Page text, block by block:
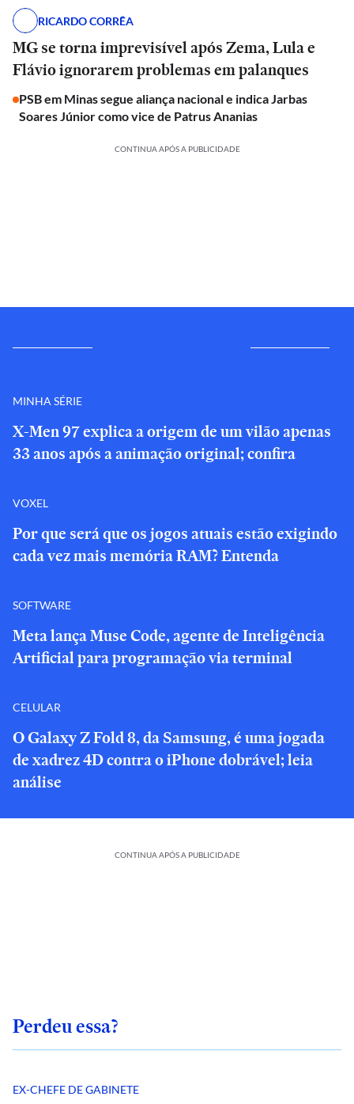
RICARDO CORRÊA
MG se torna imprevisível após Zema, Lula e
Flávio ignorarem problemas em palanques
PSB em Minas segue aliança nacional e indica Jarbas
Soares Júnior como vice de Patrus Ananias
CONTINUA APÓS A PUBLICIDADE
MINHA SÉRIE
X-Men 97 explica a origem de um vilão apenas
33 anos após a animação original; confira
VOXEL
Por que será que os jogos atuais estão exigindo
cada vez mais memória RAM? Entenda
SOFTWARE
Meta lança Muse Code, agente de Inteligência
Artificial para programação via terminal
CELULAR
O Galaxy Z Fold 8, da Samsung, é uma jogada
de xadrez 4D contra o iPhone dobrável; leia
análise
CONTINUA APÓS A PUBLICIDADE
Perdeu essa?
EX-CHEFE DE GABINETE